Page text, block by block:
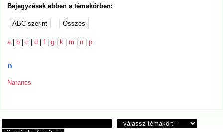
Bejegyzések ebben a témakörben:
a |b |c |d |f |g |k |m |n |p
n
Narancs